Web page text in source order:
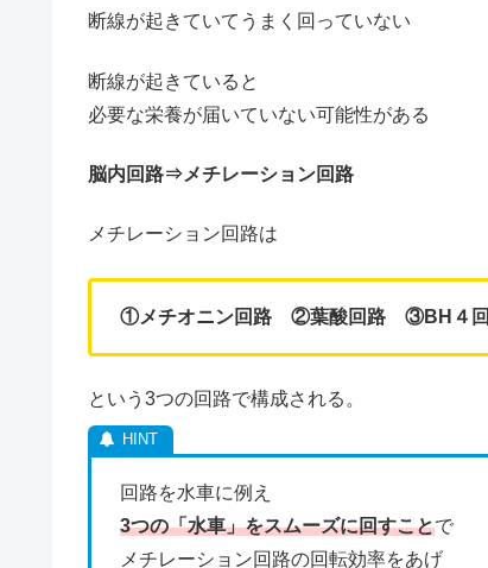
断線が起きていてうまく回っていない
断線が起きていると
必要な栄養が届いていない可能性がある
脳内回路⇒メチレーション回路
メチレーション回路は
①メチオニン回路 ②葉酸回路 ③BH４
という3つの回路で構成される。
回路を水車に例え
3つの「水車」をスムーズに回すことで
メチレーション回路の回転効率をあげ